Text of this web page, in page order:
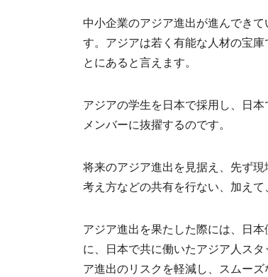
中小企業のアジア進出が進んでき
す。アジアは若く有能な人材の宝
とにあると言えます。
アジアの学生を日本で採用し、日
メンバーに抜擢するのです。
将来のアジア進出を見据え、先ず
考え方などの共有を行ない、加え
アジア進出を果たした際には、日
に、日本で共に働いたアジア人ス
ア進出のリスクを軽減し、スムー